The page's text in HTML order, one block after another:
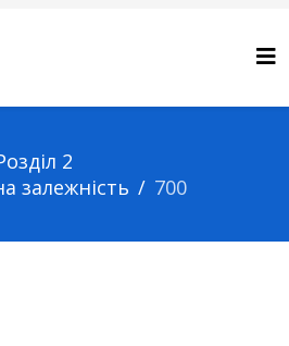
2
залежність
700